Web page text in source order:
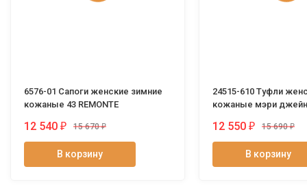
6576-01 Сапоги женские зимние
кожаные 43 REMONTE
12 540 ₽ 15 670₽
В корзину
24515-610 Туфли
кожаные мэри джейн
12 550 ₽ 15 690₽
В корзину